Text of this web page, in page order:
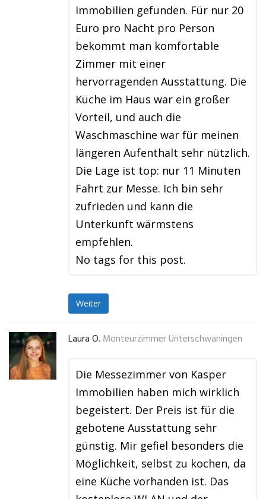
Immobilien gefunden. Für nur 20
Euro pro Nacht pro Person
bekommt man komfortable
Zimmer mit einer
hervorragenden Ausstattung. Die
Küche im Haus war ein großer
Vorteil, und auch die
Waschmaschine war für meinen
längeren Aufenthalt sehr nützlich.
Die Lage ist top: nur 11 Minuten
Fahrt zur Messe. Ich bin sehr
zufrieden und kann die
Unterkunft wärmstens
empfehlen.
No tags for this post.
Weiter
Laura O. Monteurzimmer Unterschwaningen
Die Messezimmer von Kasper
Immobilien haben mich wirklich
begeistert. Der Preis ist für die
gebotene Ausstattung sehr
günstig. Mir gefiel besonders die
Möglichkeit, selbst zu kochen, da
eine Küche vorhanden ist. Das